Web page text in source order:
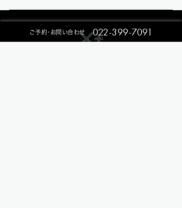
ご予約・お問い合わせ 022-399-7091